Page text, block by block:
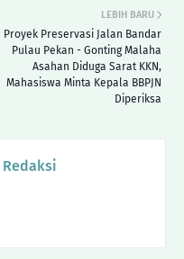
LEBIH BARU
Proyek Preservasi Jalan Bandar
Pulau Pekan - Gonting Malaha
Asahan Diduga Sarat KKN,
Mahasiswa Minta Kepala BBPJN
Diperiksa
Redaksi